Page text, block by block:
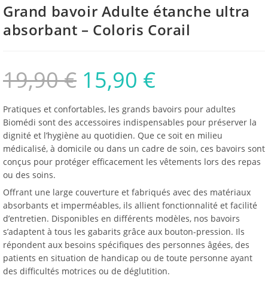
Grand bavoir Adulte étanche ultra
absorbant – Coloris Corail
19,90€ 15,90 €
Pratiques et confortables, les grands bavoirs pour adultes
Biomédi sont des accessoires indispensables pour préserver la
dignité et l’hygiène au quotidien. Que ce soit en milieu
médicalisé, à domicile ou dans un cadre de soin, ces bavoirs sont
conçus pour protéger efficacement les vêtements lors des repas
ou des soins.
Offrant une large couverture et fabriqués avec des matériaux
absorbants et imperméables, ils allient fonctionnalité et facilité
d’entretien. Disponibles en différents modèles, nos bavoirs
s’adaptent à tous les gabarits grâce aux bouton-pression. Ils
répondent aux besoins spécifiques des personnes âgées, des
patients en situation de handicap ou de toute personne ayant
des difficultés motrices ou de déglutition.